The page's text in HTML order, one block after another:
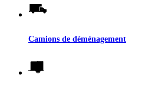
Camions de déménagement